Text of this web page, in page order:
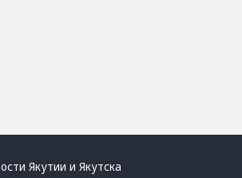
Якутии и Якутска